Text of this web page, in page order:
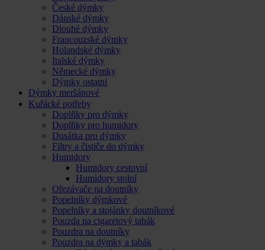
České dýmky
Dánské dýmky
Dlouhé dýmky
Francouzské dýmky
Holandské dýmky
Italské dýmky
Německé dýmky
Dýmky ostatní
Dýmky meršánové
Kuřácké potřeby
Doplňky pro dýmky
Doplňky pro humidory
Dusátka pro dýmky
Filtry a čističe do dýmky
Humidory
Humidory cestovní
Humidory stolní
Ořezávače na doutníky
Popelníky dýmkové
Popelníky a stojánky doutníkové
Pouzda na cigaretový tabák
Pouzdra na doutníky
Pouzdra na dýmky a tabák